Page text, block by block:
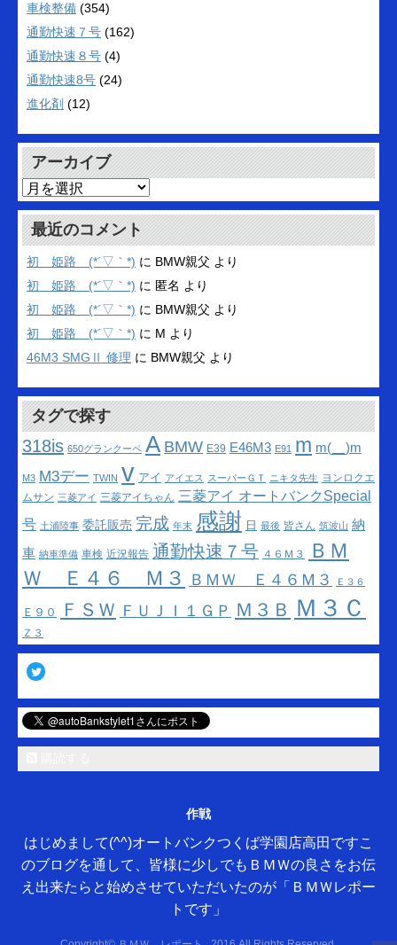
車検整備 (354)
通勤快速７号 (162)
通勤快速８号 (4)
通勤快速8号 (24)
進化剤 (12)
アーカイブ
ア
ー
カ
イ
ブ
最近のコメント
初 姫路 (*´▽｀*) に BMW親父 より
初 姫路 (*´▽｀*) に 匿名 より
初 姫路 (*´▽｀*) に BMW親父 より
初 姫路 (*´▽｀*) に M より
46M3 SMGⅡ 修理 に BMW親父 より
タグで探す
318is 650グランクーペ A BMW E39 E46M3 E91 m m(__)m
M3 M3デー TWIN v アイ アイエス スーパーＧＴ ニキタ先生 ヨンロクエ
ムサン 三菱アイ 三菱アイちゃん 三菱アイ オートバンクSpecial
号 土浦陸事 委託販売 完成 年末 感謝 日 最後 皆さん 筑波山 納
車 納車準備 車検 近況報告 通勤快速７号 ４６Ｍ３
ＢＭ
Ｗ Ｅ４６ Ｍ３
ＢＭＷ Ｅ４６Ｍ３ Ｅ３６
Ｅ９０ ＦＳＷ ＦＵＪＩ１ＧＰ Ｍ３Ｂ Ｍ３Ｃ
Ｚ３
Twitter
作戦
はじめまして(^^)オートバンクつくば学園店高田ですこ
のブログを通して、皆様に少しでもＢＭＷの良さをお伝
え出来たらと始めさせていただいたのが「ＢＭＷレポー
トです」